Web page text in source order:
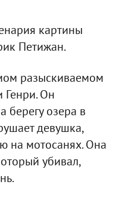
картины
Петижан.
разыскиваемом
Он
берегу озера в
девушка,
на мотосанях. Она
убивал,